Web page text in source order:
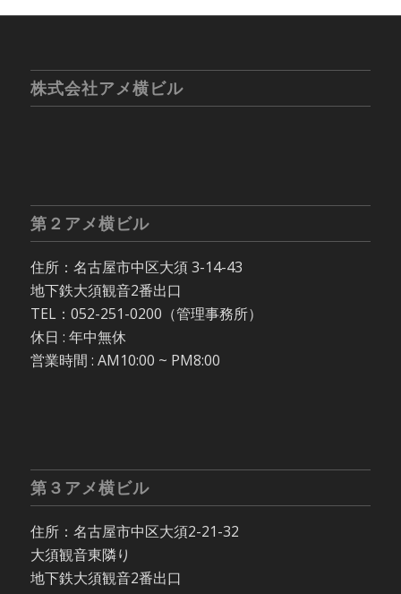
株式会社アメ横ビル
第２アメ横ビル
住所：名古屋市中区大須 3-14-43
地下鉄大須観音2番出口
TEL：052-251-0200（管理事務所）
休日 : 年中無休
営業時間 : AM10:00 ~ PM8:00
第３アメ横ビル
住所：名古屋市中区大須2-21-32
大須観音東隣り
地下鉄大須観音2番出口